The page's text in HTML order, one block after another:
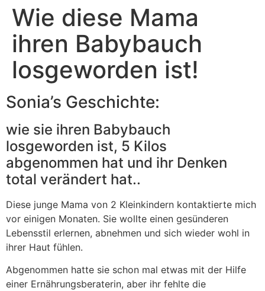
Wie diese Mama
ihren Babybauch
losgeworden ist!
Sonia’s Geschichte:
wie sie ihren Babybauch
losgeworden ist, 5 Kilos
abgenommen hat und ihr Denken
total verändert hat..
Diese junge Mama von 2 Kleinkindern kontaktierte mich
vor einigen Monaten. Sie wollte einen gesünderen
Lebensstil erlernen, abnehmen und sich wieder wohl in
ihrer Haut fühlen.
Abgenommen hatte sie schon mal etwas mit der Hilfe
einer Ernährungsberaterin, aber ihr fehlte die